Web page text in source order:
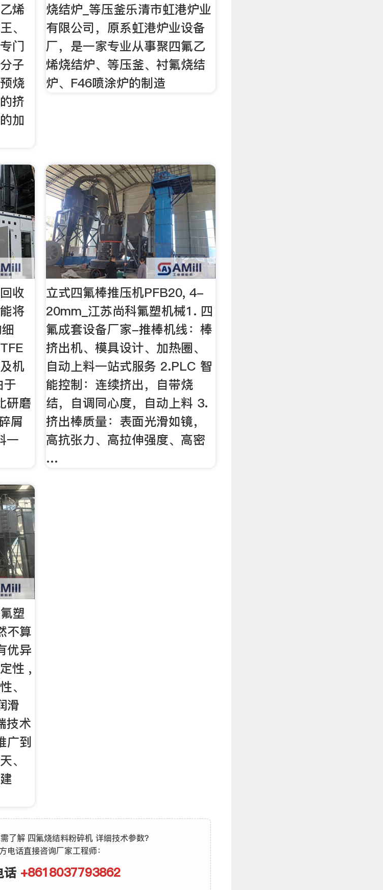
烯
、
门
子
烧
挤
加
烧结炉_等压釜乐清市虹港炉业
有限公司，原系虹港炉业设备
厂，是一家专业从事聚四氟乙
烯烧结炉、等压釜、衬氟烧结
炉、F46喷涂炉的制造
收
将
机
于
研磨
屑
一
立式四氟棒推压机PFB20, 4-
20mm_江苏尚科氟塑机械1. 四
氟成套设备厂家-推棒机线：棒
挤出机、模具设计、加热圈、
自动上料一站式服务 2.PLC 智
能控制：连续挤出，自带烧
结，自调同心度，自动上料 3.
挤出棒质量：表面光滑如镜，
高抗张力、高拉伸强度、高密
…
塑
不算
优异
性 ,
、
滑
技术
广到
、
了解 四氟烧结料粉碎机 详细技术参数？
电话直接咨询厂家工程师：
+8618037793862